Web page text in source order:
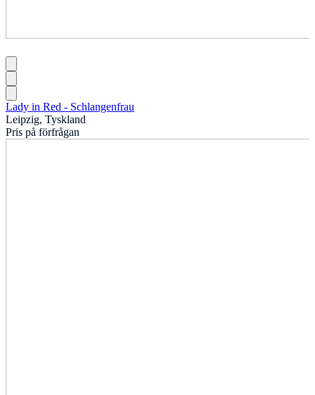
Lady in Red - Schlangenfrau
Leipzig, Tyskland
Pris på förfrågan